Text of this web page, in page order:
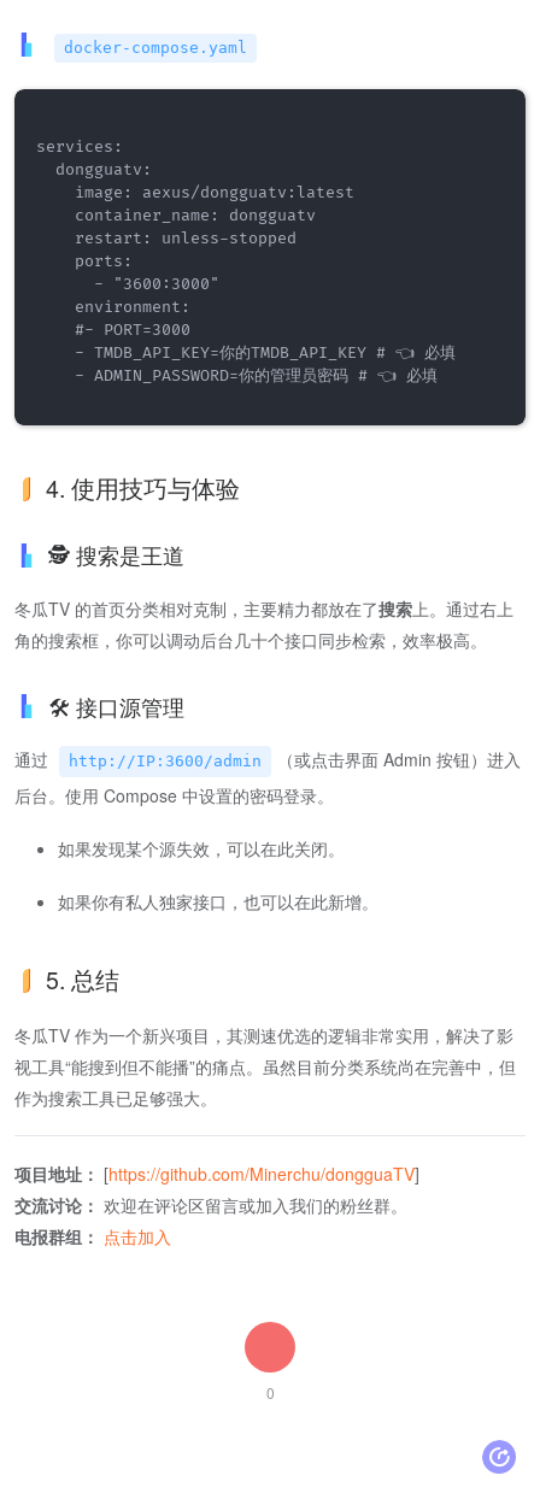
docker-compose.yaml
services:
  dongguatv:
    image: aexus/dongguatv:latest
    container_name: dongguatv
    restart: unless-stopped
    ports:
      - "3600:3000"
    environment:
    #- PORT=3000
    - TMDB_API_KEY=你的TMDB_API_KEY # 👈 必填
    - ADMIN_PASSWORD=你的管理员密码 # 👈 必填
4. 使用技巧与体验
🕵️ 搜索是王道
冬瓜TV 的首页分类相对克制，主要精力都放在了搜索 上。通过右上
角的搜索框，你可以调动后台几十个接口同步检索，效率极高。
🛠️ 接口源管理
通过 http://IP:3600/admin
（或点击界面 Admin 按钮）进入
后台。使用 Compose 中设置的密码登录。
如果发现某个源失效，可以在此关闭。
如果你有私人独家接口，也可以在此新增。
5. 总结
冬瓜TV 作为一个新兴项目，其测速优选的逻辑非常实用，解决了影
视工具“能搜到但不能播”的痛点。虽然目前分类系统尚在完善中，但
作为搜索工具已足够强大。
项目地址： [https://github.com/Minerchu/dongguaTV]
交流讨论： 欢迎在评论区留言或加入我们的粉丝群。
电报群组： 点击加入
0